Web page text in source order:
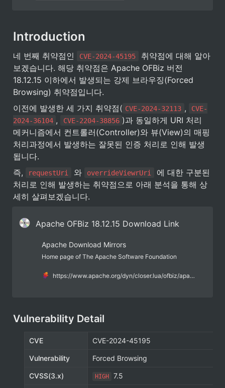
Introduction
네 번째 취약점인 CVE-2024-45195
취약점에 대해 알아
보겠습니다. 해당 취약점은 Apache OFBiz 버전
18.12.15 이하에서 발생되는 강제 브라우징(Forced
Browsing) 취약점입니다.
이전에 발생한 세 가지 취약점( CVE-2024-32113 ,
CVE-
2024-36104 , CVE-2204-38856 )과 동일하게 URI 처리
메커니즘에서 컨트롤러(Controller)와 뷰(View)의 매핑
처리과정에서 발생하는 잘못된 인증 처리로 인해 발생
됩니다.
즉,
requestUri 와 overrideViewrUri
에 대한 구분된
처리로 인해 발생하는 취약점으로 아래 분석을 통해 상
세히 살펴보겠습니다.
Apache OFBiz 18.12.15 Download Link
Apache Download Mirrors
Home page of The Apache Software Foundation
https://www.apache.org/dyn/closer.lua/ofbiz/apache-ofbiz-18.12.15.zip
Vulnerability Detail
CVE CVE-2024-45195
Vulnerability Forced Browsing
CVSS(3.x) HIGH 7.5